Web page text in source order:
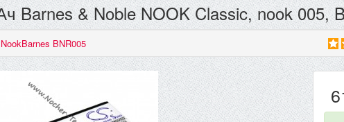
Barnes & Noble NOOK Classic, nook 005,
BNR005